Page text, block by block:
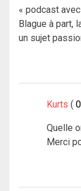
« podcast
Blague à part,
un sujet
Kurts
Quelle
Merci